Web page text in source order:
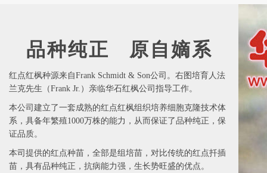
品种纯正 原自嫡系
红点红枫种源来自Frank Schmidt & Son公司。右图培育人法
兰克先生（Frank Jr.）亲临华石红枫公司指导工作。
本公司建立了一套成熟的红点红枫组织培养细胞克隆技术体
系，具备年繁殖1000万株的能力，从而保证了品种纯正，保
证品质。
本司提供的红点种苗，全部是组培苗，对比传统的红点扦插
苗，具有品种纯正，抗病能力强，生长势旺盛的优点。